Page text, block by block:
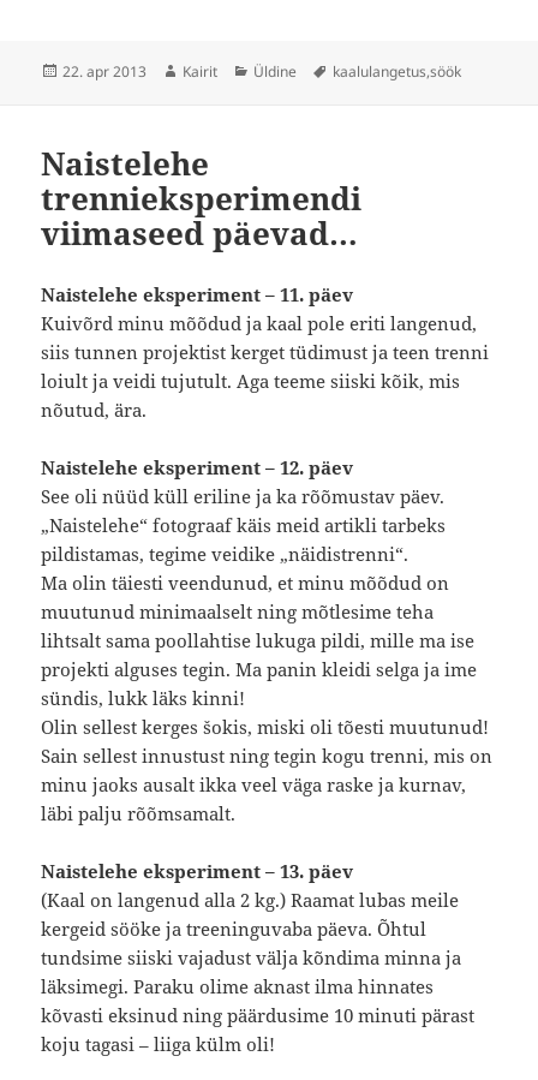
Postitatud
22. apr 2013 Autor
Kairit Rubriigid
Üldine Sildid
kaalulangetus,söök
Naistelehe
trennieksperimendi
viimaseed päevad…
Naistelehe eksperiment – 11. päev
Kuivõrd minu mõõdud ja kaal pole eriti langenud,
siis tunnen projektist kerget tüdimust ja teen trenni
loiult ja veidi tujutult. Aga teeme siiski kõik, mis
nõutud, ära.
Naistelehe eksperiment – 12. päev
See oli nüüd küll eriline ja ka rõõmustav päev.
„Naistelehe“ fotograaf käis meid artikli tarbeks
pildistamas, tegime veidike „näidistrenni“.
Ma olin täiesti veendunud, et minu mõõdud on
muutunud minimaalselt ning mõtlesime teha
lihtsalt sama poollahtise lukuga pildi, mille ma ise
projekti alguses tegin. Ma panin kleidi selga ja ime
sündis, lukk läks kinni!
Olin sellest kerges šokis, miski oli tõesti muutunud!
Sain sellest innustust ning tegin kogu trenni, mis on
minu jaoks ausalt ikka veel väga raske ja kurnav,
läbi palju rõõmsamalt.
Naistelehe eksperiment – 13. päev
(Kaal on langenud alla 2 kg.) Raamat lubas meile
kergeid sööke ja treeninguvaba päeva. Õhtul
tundsime siiski vajadust välja kõndima minna ja
läksimegi. Paraku olime aknast ilma hinnates
kõvasti eksinud ning päärdusime 10 minuti pärast
koju tagasi – liiga külm oli!